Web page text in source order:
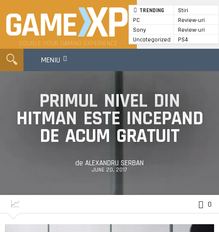
DOUBLE YOUR GAMING EXPERIENCE
TRENDING
Stiri
PC
Review-uri
GameXP
Sony
Review-uri
Uncategorized
PS4
MENIU
PRIMUL NIVEL DIN
HITMAN ESTE INCEPAND
DE ACUM GRATUIT
de ALEXANDRU SERBAN
JUNE 20, 2017
0